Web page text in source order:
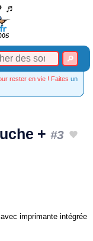
rester en vie ! Faites un
+ #3
imprimante intégrée